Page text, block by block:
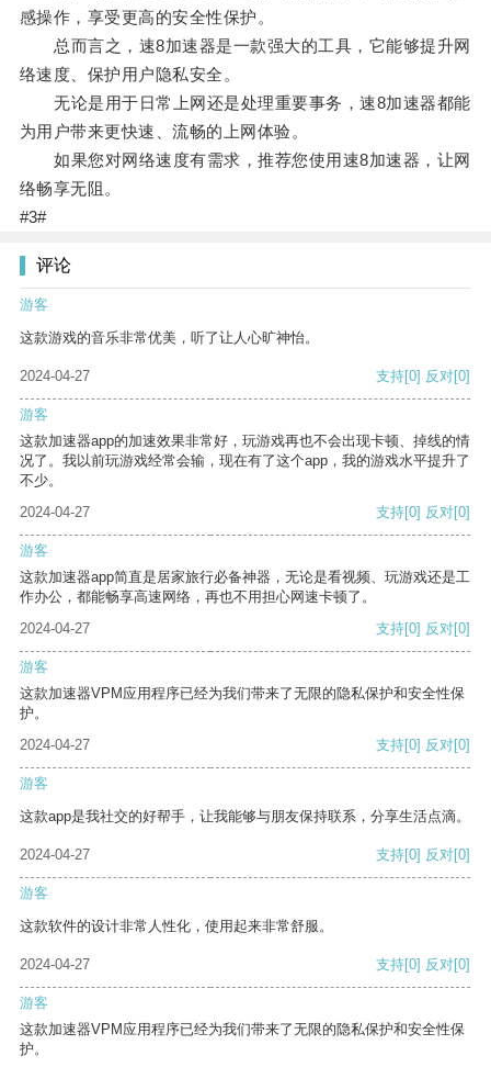
感操作，享受更高的安全性保护。
总而言之，速8加速器是一款强大的工具，它能够提升网
络速度、保护用户隐私安全。
无论是用于日常上网还是处理重要事务，速8加速器都能
为用户带来更快速、流畅的上网体验。
如果您对网络速度有需求，推荐您使用速8加速器，让网
络畅享无阻。
#3#
评论
游客
这款游戏的音乐非常优美，听了让人心旷神怡。
2024-04-27 支持[0] 反对[0]
游客
这款加速器app的加速效果非常好，玩游戏再也不会出现卡顿、掉线的情
况了。我以前玩游戏经常会输，现在有了这个app，我的游戏水平提升了
不少。
2024-04-27
支持[0] 反对[0]
游客
这款加速器app简直是居家旅行必备神器，无论是看视频、玩游戏还是工
作办公，都能畅享高速网络，再也不用担心网速卡顿了。
2024-04-27
支持[0] 反对[0]
游客
这款加速器VPM应用程序已经为我们带来了无限的隐私保护和安全性保
护。
2024-04-27
支持[0] 反对[0]
游客
这款app是我社交的好帮手，让我能够与朋友保持联系，分享生活点滴。
2024-04-27 支持[0] 反对[0]
游客
这款软件的设计非常人性化，使用起来非常舒服。
2024-04-27 支持[0] 反对[0]
游客
这款加速器VPM应用程序已经为我们带来了无限的隐私保护和安全性保
护。